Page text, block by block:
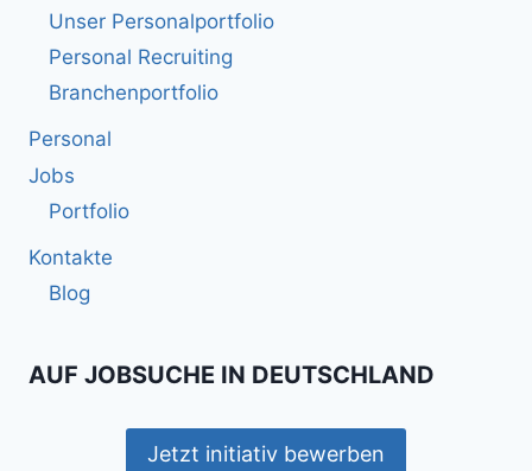
Unser Personalportfolio
Personal Recruiting
Branchenportfolio
Personal
Jobs
Portfolio
Kontakte
Blog
AUF JOBSUCHE IN DEUTSCHLAND
Jetzt initiativ bewerben